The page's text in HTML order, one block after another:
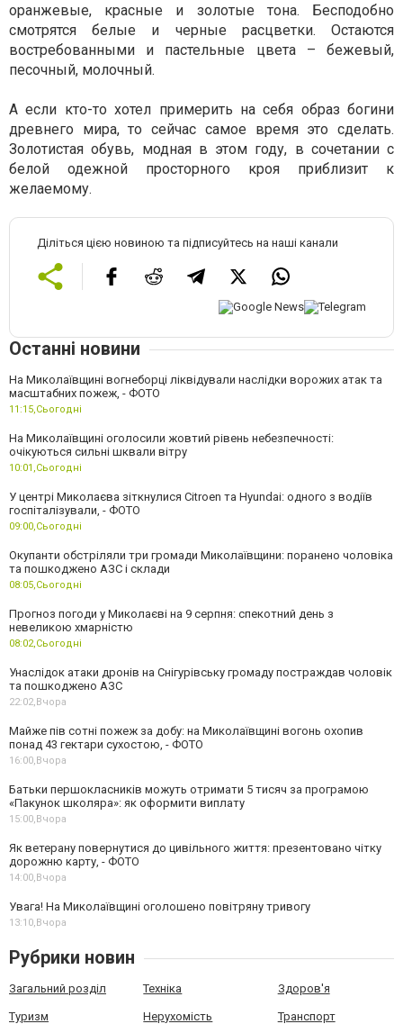
оранжевые, красные и золотые тона. Бесподобно
смотрятся белые и черные расцветки. Остаются
востребованными и пастельные цвета – бежевый,
песочный, молочный.
А если кто-то хотел примерить на себя образ богини
древнего мира, то сейчас самое время это сделать.
Золотистая обувь, модная в этом году, в сочетании с
белой одежной просторного кроя приблизит к
желаемому.
Діліться цією новиною та підписуйтесь на наші канали
Останні новини
На Миколаївщині вогнеборці ліквідували наслідки ворожих атак та
масштабних пожеж, - ФОТО
11:15, Сьогодні
На Миколаївщині оголосили жовтий рівень небезпечності:
очікуються сильні шквали вітру
10:01, Сьогодні
У центрі Миколаєва зіткнулися Citroen та Hyundai: одного з водіїв
госпіталізували, - ФОТО
09:00, Сьогодні
Окупанти обстріляли три громади Миколаївщини: поранено чоловіка
та пошкоджено АЗС і склади
08:05, Сьогодні
Прогноз погоди у Миколаєві на 9 серпня: спекотний день з
невеликою хмарністю
08:02, Сьогодні
Унаслідок атаки дронів на Снігурівську громаду постраждав чоловік
та пошкоджено АЗС
22:02, Вчора
Майже пів сотні пожеж за добу: на Миколаївщині вогонь охопив
понад 43 гектари сухостою, - ФОТО
16:00, Вчора
Батьки першокласників можуть отримати 5 тисяч за програмою
«Пакунок школяра»: як оформити виплату
15:00, Вчора
Як ветерану повернутися до цивільного життя: презентовано чітку
дорожню карту, - ФОТО
14:00, Вчора
Увага! На Миколаївщині оголошено повітряну тривогу
13:10, Вчора
Рубрики новин
Загальний розділ Техніка Здоров'я
Туризм Нерухомість Транспорт